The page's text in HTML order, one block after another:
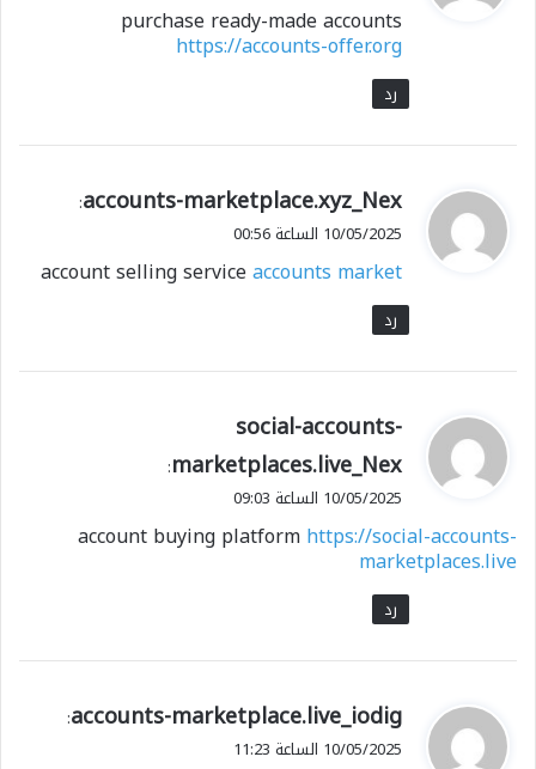
ل
purchase ready-made accounts
https://accounts-offer.org
رد
ي
ق
ل
accounts-marketplace.xyz_Nex
:
10/05/2025 الساعة 00:56
account selling serviceaccounts market
رد
ي
و
ل
social-accounts-
marketplaces.live_Nex
:
10/05/2025 الساعة 09:03
account buying platformhttps://social-accounts-
marketplaces.live
رد
ي
ق
accounts-marketplace.live_iodig
:
10/05/2025 الساعة 11:23